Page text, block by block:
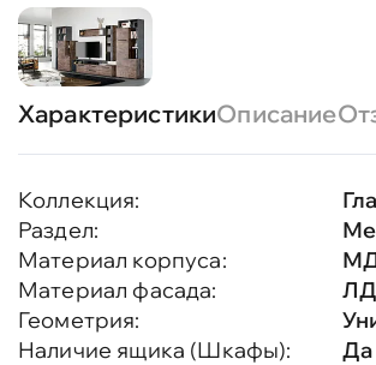
ХарактеристикиОписание
Коллекция:
Раздел:
Материал корпуса:
Материал фасада:
Геометрия:
Наличие ящика (Шкафы):
Да